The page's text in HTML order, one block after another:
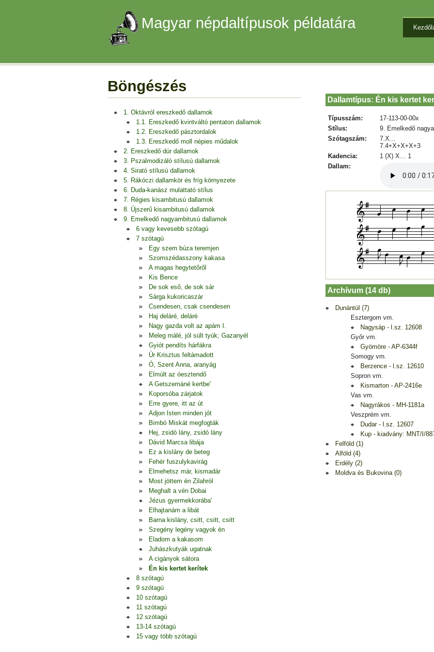
Magyar népdaltípusok példatára
Böngészés
1. Oktávról ereszkedő dallamok
1.1. Ereszkedő kvintváltó pentaton dallamok
1.2. Ereszkedő pásztordalok
1.3. Ereszkedő moll népies műdalok
2. Ereszkedő dúr dallamok
3. Pszalmodizáló stílusú dallamok
4. Sirató stílusú dallamok
5. Rákóczi dallamkör és fríg környezete
6. Duda-kanász mulattató stílus
7. Régies kisambitusú dallamok
8. Újszerű kisambitusú dallamok
9. Emelkedő nagyambitusú dallamok
6 vagy kevesebb szótagú
7 szótagú
Egy szem búza teremjen
Szomszédasszony kakasa
A magas hegytetőről
Kis Bence
De sok eső, de sok sár
Sárga kukoricaszár
Csendesen, csak csendesen
Haj deláré, deláré
Nagy gazda volt az apám I.
Meleg málé, jól sült tyúk; Gazanyél
Gyiót pendíts hárfákra
Úr Krisztus feltámadott
Ó, Szent Anna, aranyág
Elmúlt az óesztendő
A Getszemáné kertbe'
Koporsóba zárjatok
Erre gyere, itt az út
Adjon Isten minden jót
Bimbó Miskát megfogták
Hej, zsidó lány, zsidó lány
Dávid Marcsa libája
Ez a kislány de beteg
Fehér fuszulykavirág
Elmehetsz már, kismadár
Most jöttem én Zilahról
Meghalt a vén Dobai
Jézus gyermekkorába'
Elhajtanám a libát
Barna kislány, csitt, csitt, csitt
Szegény legény vagyok én
Eladom a kakasom
Juhászkutyák ugatnak
A cigányok sátora
Én kis kertet kerítek
8 szótagú
9 szótagú
10 szótagú
11 szótagú
12 szótagú
13-14 szótagú
15 vagy több szótagú
Dallamtípus: Én kis kertet
Típusszám:
17-113-00-00x
Stílus:
9. Emelkedő
Szótagszám:
7.X...
7.4+X+X+X+3
Kadencia:
1 (X) X… 1
Dallam:
Archívum (14 db)
Dunántúl (7)
Esztergom vm.
Nagysáp - l.sz. 12608
Győr vm.
Gyömöre - AP-6344f
Somogy vm.
Berzence - l.sz. 12610
Sopron vm.
Kismarton - AP-2416e
Vas vm.
Nagyrákos - MH-1181a
Veszprém vm.
Dudar - l.sz. 12607
Kup - kiadvány: MNT/I/
Felföld (1)
Alföld (4)
Erdély (2)
Moldva és Bukovina (0)